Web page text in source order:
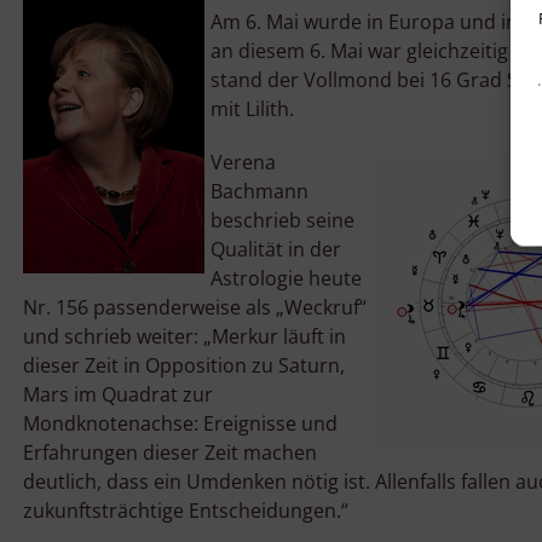
Am 6. Mai wurde in Europa und in
an diesem 6. Mai war gleichzeitig
stand der Vollmond bei 16 Grad
mit Lilith.
Verena
Bachmann
beschrieb seine
Qualität in der
Astrologie heute
Nr. 156 passenderweise als „Weckruf“
und schrieb weiter: „Merkur läuft in
dieser Zeit in Opposition zu Saturn,
Mars im Quadrat zur
Mondknotenachse: Ereignisse und
Erfahrungen dieser Zeit machen
deutlich, dass ein Umdenken nötig ist. Allenfalls fallen
zukunftsträchtige Entscheidungen.“